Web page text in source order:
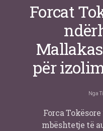
Forcat
për
Nga
Forca
mbështetje të